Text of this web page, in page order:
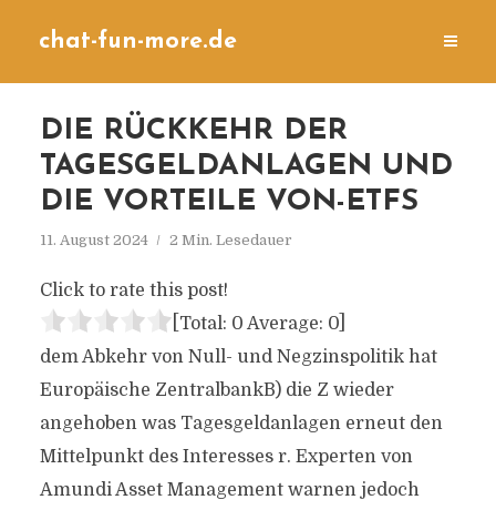
chat-fun-more.de
DIE RÜCKKEHR DER
TAGESGELDANLAGEN UND
DIE VORTEILE VON-ETFS
11. August 2024 2 Min. Lesedauer
Click to rate this post!
[Total: 0 Average: 0]
dem Abkehr von Null- und Negzinspolitik hat
Europäische ZentralbankB) die Z wieder
angehoben was Tagesgeldanlagen erneut den
Mittelpunkt des Interesses r. Experten von
Amundi Asset Management warnen jedoch